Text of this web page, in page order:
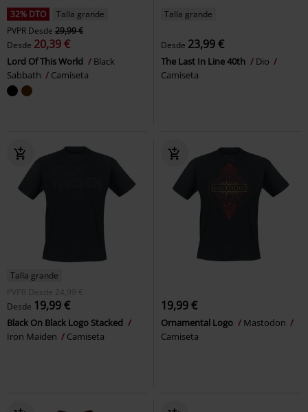
32% DTO
Talla grande
PVPR Desde 29,99 €
Desde 20,39 €
Lord Of This World
Black
Sabbath
Camiseta
Talla grande
Desde 23,99 €
The Last In Line 40th
Dio
Camiseta
Talla grande
PVPR
Desde 24,99 €
Desde 19,99 €
Black On Black Logo Stacked
Iron Maiden
Camiseta
19,99 €
Ornamental Logo
Mastodon
Camiseta